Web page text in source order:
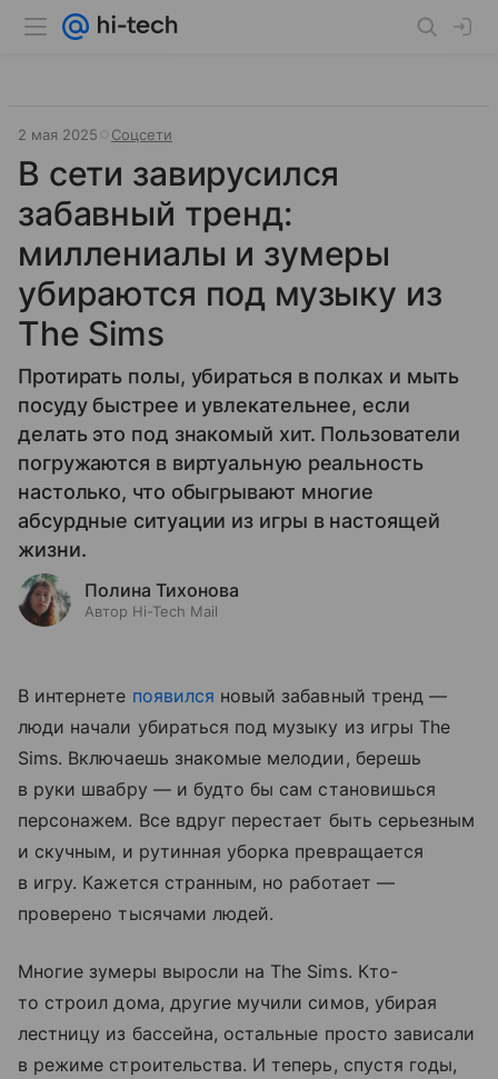
2 мая 2025 Соцсети
В сети завирусился
забавный тренд:
миллениалы и зумеры
убираются под музыку из
The Sims
Протирать полы, убираться в полках и мыть
посуду быстрее и увлекательнее, если
делать это под знакомый хит. Пользователи
погружаются в виртуальную реальность
настолько, что обыгрывают многие
абсурдные ситуации из игры в настоящей
жизни.
Полина Тихонова
Автор Hi-Tech Mail
В интернете появился новый забавный тренд —
люди начали убираться под музыку из игры The
Sims. Включаешь знакомые мелодии, берешь
в руки швабру — и будто бы сам становишься
персонажем. Все вдруг перестает быть серьезным
и скучным, и рутинная уборка превращается
в игру. Кажется странным, но работает —
проверено тысячами людей.
Многие зумеры выросли на The Sims. Кто-
то строил дома, другие мучили симов, убирая
лестницу из бассейна, остальные просто зависали
в режиме строительства. И теперь, спустя годы,